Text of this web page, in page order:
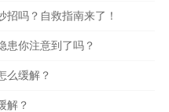
吗？自救指南来了！
患你注意到了吗？
么缓解？
解？